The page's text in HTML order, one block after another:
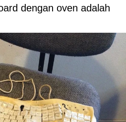
dengan oven adalah